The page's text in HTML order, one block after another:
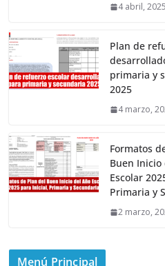
4 abril, 2025
Plan de
primaria y
2025
4 marzo,
Formatos
Buen Inicio
Escolar
Primaria y
2 marzo,
Menú Principal